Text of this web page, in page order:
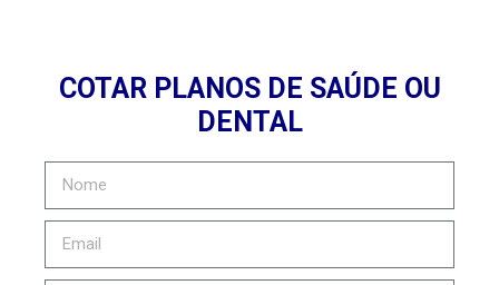
COTAR PLANOS DE SAÚDE OU
DENTAL